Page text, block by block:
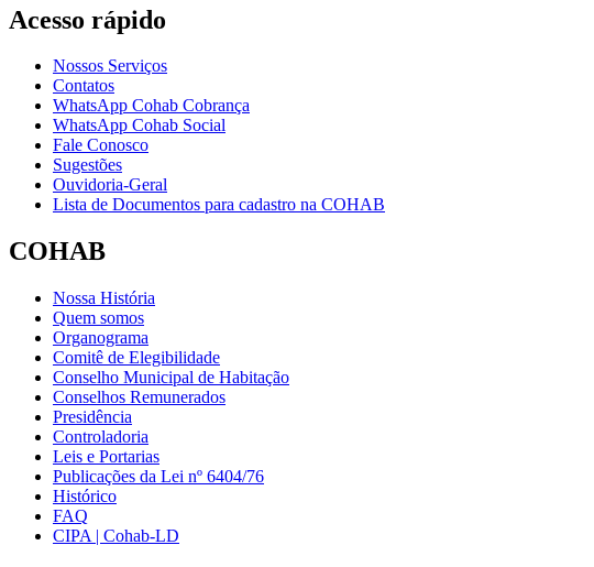
Acesso rápido
Nossos Serviços
Contatos
WhatsApp Cohab Cobrança
WhatsApp Cohab Social
Fale Conosco
Sugestões
Ouvidoria-Geral
Lista de Documentos para cadastro na COHAB
COHAB
Nossa História
Quem somos
Organograma
Comitê de Elegibilidade
Conselho Municipal de Habitação
Conselhos Remunerados
Presidência
Controladoria
Leis e Portarias
Publicações da Lei nº 6404/76
Histórico
FAQ
CIPA | Cohab-LD